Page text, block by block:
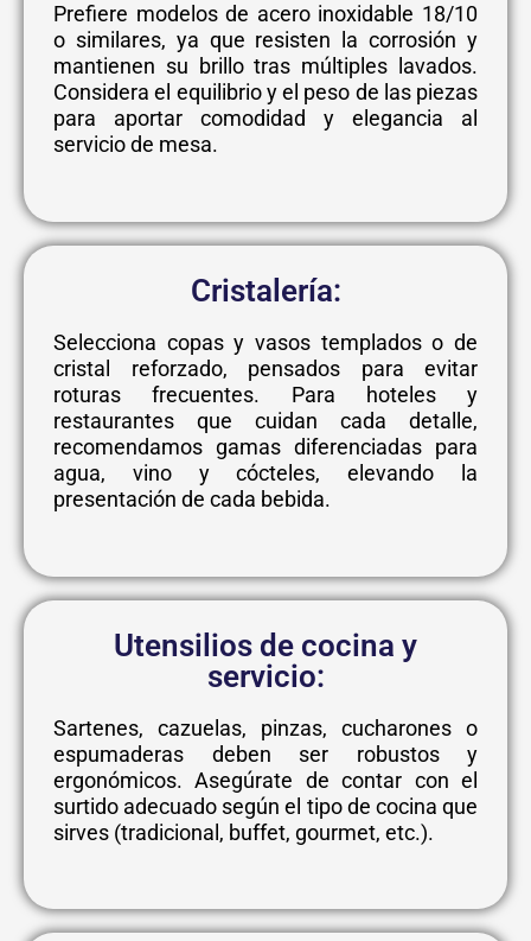
Prefiere modelos de acero inoxidable 18/10
o similares, ya que resisten la corrosión y
mantienen su brillo tras múltiples lavados.
Considera el equilibrio y el peso de las piezas
para aportar comodidad y elegancia al
servicio de mesa.
Cristalería:
Selecciona copas y vasos templados o de
cristal reforzado, pensados para evitar
roturas frecuentes. Para hoteles y
restaurantes que cuidan cada detalle,
recomendamos gamas diferenciadas para
agua, vino y cócteles, elevando la
presentación de cada bebida.
Utensilios de cocina y
servicio:
Sartenes, cazuelas, pinzas, cucharones o
espumaderas deben ser robustos y
ergonómicos. Asegúrate de contar con el
surtido adecuado según el tipo de cocina que
sirves (tradicional, buffet, gourmet, etc.).